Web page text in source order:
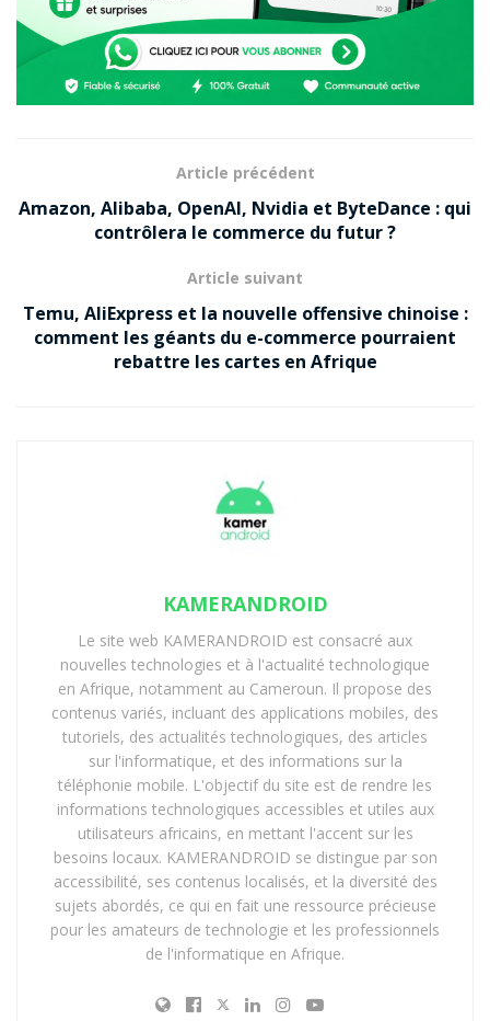
alimenté les conversations sur Facebook, WhatsApp,
TikTok, Instagram et YouTube.
Entre captures d’écran, vidéos, prises de position et
dimension nationale.
Qui était Foly Dirane ?
De son vrai nom Veyreton Adrien Tafen, Foly Dirane
était l’une des figures les plus populaires de la
télévision camerounaise.
est décédé
26 mars
2026
bloquées pendant plus de
Dirane
affirme avoir découvert le
premier programme des
funérailles sur
🌐
La polémique s’est rapidement propagée sur
les réseaux sociaux.
⚖️ LeTribunal de
Première Instance
d’Ekounou
a dû intervenir pour
débloquer la
situation.
📍 L’inhumation a
finalement eu lieu
à
Bangoulap , dans la
région de
l’Ouest.
Article précédent
Amazon, Alibaba, OpenAI, Nvidia et ByteDance : qui
contrôlera le commerce du futur ?
Article suivant
Temu, AliExpress et la nouvelle offensive chinoise :
comment les géants du e-commerce pourraient
rebattre les cartes en Afrique
KAMERANDROID
Le site web KAMERANDROID est consacré aux
nouvelles technologies et à l'actualité technologique
en Afrique, notamment au Cameroun. Il propose des
contenus variés, incluant des applications mobiles, des
tutoriels, des actualités technologiques, des articles
sur l'informatique, et des informations sur la
téléphonie mobile. L'objectif du site est de rendre les
informations technologiques accessibles et utiles aux
utilisateurs africains, en mettant l'accent sur les
besoins locaux. KAMERANDROID se distingue par son
accessibilité, ses contenus localisés, et la diversité des
sujets abordés, ce qui en fait une ressource précieuse
pour les amateurs de technologie et les professionnels
de l'informatique en Afrique.